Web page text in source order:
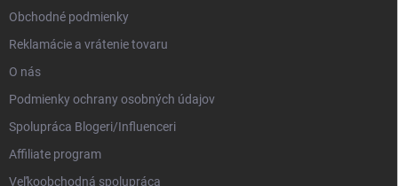
Obchodné podmienky
Reklamácie a vrátenie tovaru
O nás
Podmienky ochrany osobných údajov
Spolupráca Blogeri/Influenceri
Affiliate program
Veľkoobchodná spolupráca